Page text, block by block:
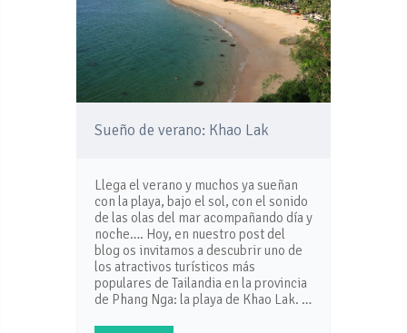
Sueño de verano: Khao Lak
Llega el verano y muchos ya sueñan
con la playa, bajo el sol, con el sonido
de las olas del mar acompañando día y
noche…. Hoy, en nuestro post del
blog os invitamos a descubrir uno de
los atractivos turísticos más
populares de Tailandia en la provincia
de Phang Nga: la playa de Khao Lak. …